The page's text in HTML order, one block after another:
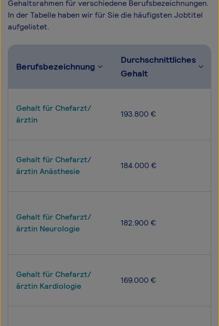
Gehaltsrahmen für verschiedene Berufsbezeichnungen.
In der Tabelle haben wir für Sie die häufigsten Jobtitel
aufgelistet.
Berufsbezeichnung
Durchschnittliches
Gehalt
Gehalt für Chefarzt/
ärztin
193.800 €
Gehalt für Chefarzt/
ärztin Anästhesie
184.000 €
Gehalt für Chefarzt/
ärztin Neurologie
182.900 €
Gehalt für Chefarzt/
ärztin Kardiologie
169.000 €